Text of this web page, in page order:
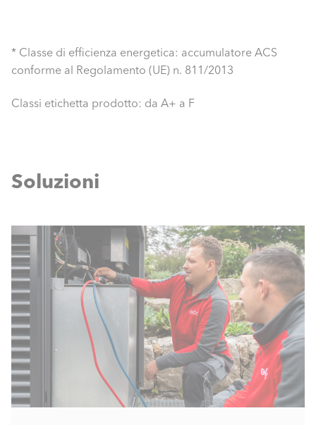
* Classe di efficienza energetica: accumulatore ACS
conforme al Regolamento (UE) n. 811/2013
Classi etichetta prodotto: da A+ a F
Soluzioni